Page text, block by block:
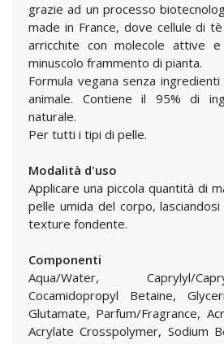
grazie ad un processo
made in France, dove cellule di
arricchite con molecole attive
minuscolo frammento di pianta.
Formula vegana senza
animale. Contiene il 95% di
naturale.
Per tutti i tipi di pelle.
Modalità d'uso
Applicare una piccola quantità di
pelle umida del corpo,
texture fondente.
Componenti
Aqua/Water, Caprylyl/
Cocamidopropyl Betaine,
Glutamate, Parfum/Fragrance,
Acrylate Crosspolymer, Sodium